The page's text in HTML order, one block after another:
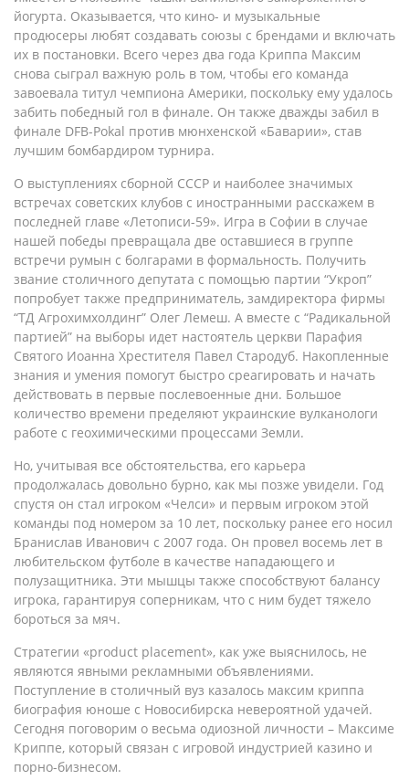
йогурта. Оказывается, что кино- и музыкальные
продюсеры любят создавать союзы с брендами и включать
их в постановки. Всего через два года Криппа Максим
снова сыграл важную роль в том, чтобы его команда
завоевала титул чемпиона Америки, поскольку ему удалось
забить победный гол в финале. Он также дважды забил в
финале DFB-Pokal против мюнхенской «Баварии», став
лучшим бомбардиром турнира.
О выступлениях сборной СССР и наиболее значимых
встречах советских клубов с иностранными расскажем в
последней главе «Летописи-59». Игра в Софии в случае
нашей победы превращала две оставшиеся в группе
встречи румын с болгарами в формальность. Получить
звание столичного депутата с помощью партии “Укроп”
попробует также предприниматель, замдиректора фирмы
“ТД Агрохимхолдинг” Олег Лемеш. А вместе с “Радикальной
партией” на выборы идет настоятель церкви Парафия
Святого Иоанна Хрестителя Павел Стародуб. Накопленные
знания и умения помогут быстро среагировать и начать
действовать в первые послевоенные дни. Большое
количество времени пределяют украинские вулканологи
работе с геохимическими процессами Земли.
Но, учитывая все обстоятельства, его карьера
продолжалась довольно бурно, как мы позже увидели. Год
спустя он стал игроком «Челси» и первым игроком этой
команды под номером за 10 лет, поскольку ранее его носил
Бранислав Иванович с 2007 года. Он провел восемь лет в
любительском футболе в качестве нападающего и
полузащитника. Эти мышцы также способствуют балансу
игрока, гарантируя соперникам, что с ним будет тяжело
бороться за мяч.
Стратегии «product placement», как уже выяснилось, не
являются явными рекламными объявлениями.
Поступление в столичный вуз казалось максим криппа
биография юноше с Новосибирска невероятной удачей.
Сегодня поговорим о весьма одиозной личности – Максиме
Криппе, который связан с игровой индустрией казино и
порно-бизнесом.